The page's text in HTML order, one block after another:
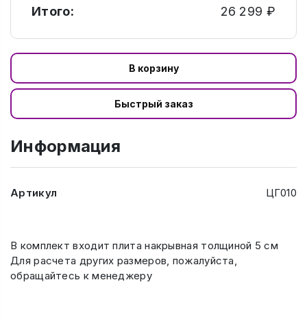
Итого: 26 299 ₽
В корзину
Быстрый заказ
Информация
Артикул ЦГ010
В комплект входит плита накрывная толщиной 5 см
Для расчета других размеров, пожалуйста,
обращайтесь к менеджеру